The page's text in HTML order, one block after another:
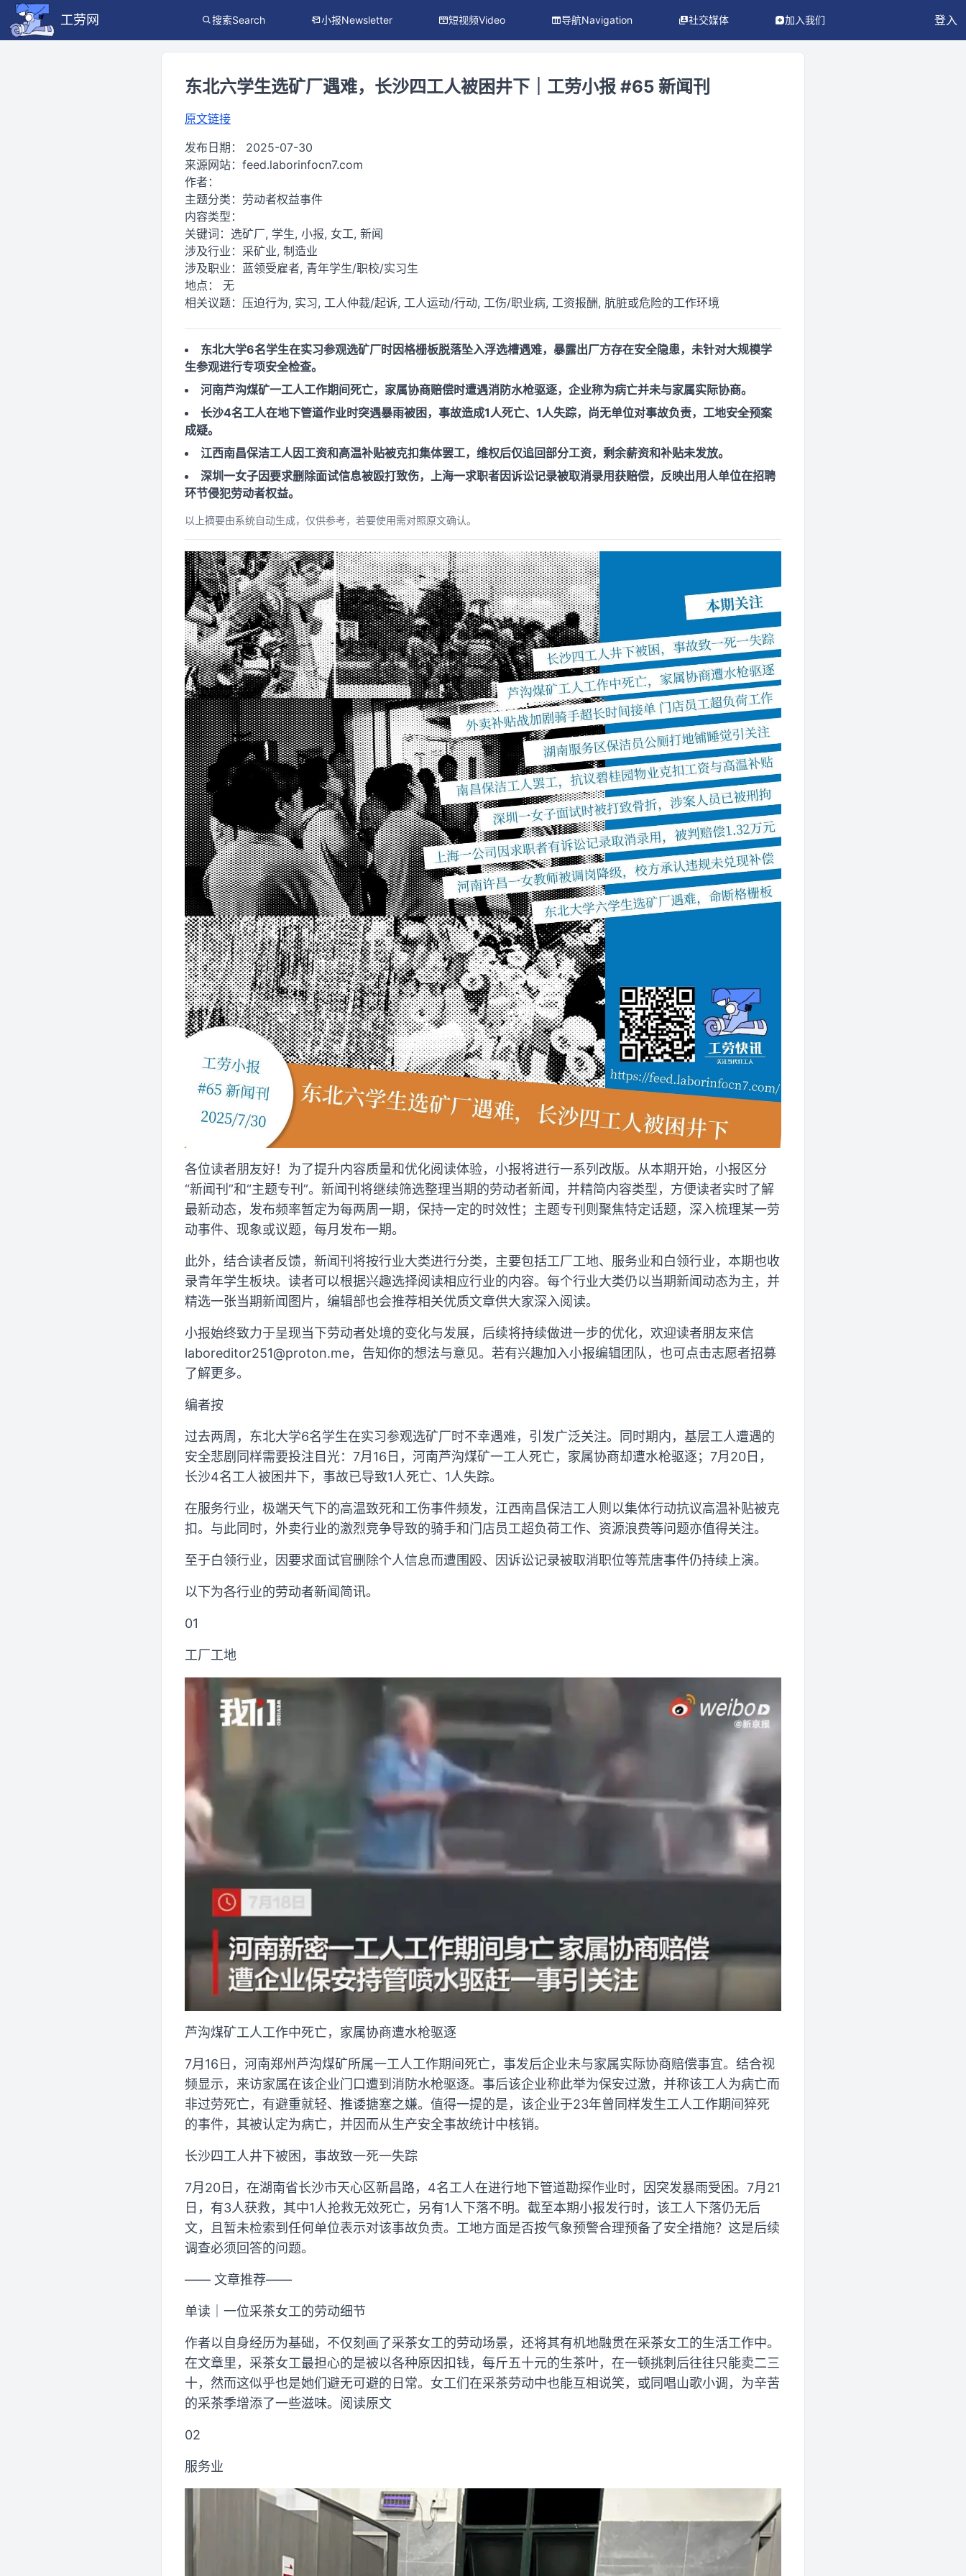
工劳网 搜索Search 小报Newsletter 短视频Video 导航Navigation 社交媒体 加入我们 登入
东北六学生选矿厂遇难，长沙四工人被困井下｜工劳小报 #65 新闻刊
原文链接
发布日期： 2025-07-30
来源网站： feed.laborinfocn7.com
作者：
主题分类： 劳动者权益事件
内容类型：
关键词： 选矿厂, 学生, 小报, 女工, 新闻
涉及行业： 采矿业, 制造业
涉及职业： 蓝领受雇者, 青年学生/职校/实习生
地点： 无
相关议题： 压迫行为, 实习, 工人仲裁/起诉, 工人运动/行动, 工伤/职业病, 工资报酬, 肮脏或危险的工作环境
东北大学6名学生在实习参观选矿厂时因格栅板脱落坠入浮选槽遇难，暴露出厂方存在安全隐患，未针对大规模学
生参观进行专项安全检查。
河南芦沟煤矿一工人工作期间死亡，家属协商赔偿时遭遇消防水枪驱逐，企业称为病亡并未与家属实际协商。
长沙4名工人在地下管道作业时突遇暴雨被困，事故造成1人死亡、1人失踪，尚无单位对事故负责，工地安全预案
成疑。
江西南昌保洁工人因工资和高温补贴被克扣集体罢工，维权后仅追回部分工资，剩余薪资和补贴未发放。
深圳一女子因要求删除面试信息被殴打致伤，上海一求职者因诉讼记录被取消录用获赔偿，反映出用人单位在招聘
环节侵犯劳动者权益。
以上摘要由系统自动生成，仅供参考，若要使用需对照原文确认。
各位读者朋友好！为了提升内容质量和优化阅读体验，小报将进行一系列改版。从本期开始，小报区分
“新闻刊”和“主题专刊”。新闻刊将继续筛选整理当期的劳动者新闻，并精简内容类型，方便读者实时了解
最新动态，发布频率暂定为每两周一期，保持一定的时效性；主题专刊则聚焦特定话题，深入梳理某一劳
动事件、现象或议题，每月发布一期。
此外，结合读者反馈，新闻刊将按行业大类进行分类，主要包括工厂工地、服务业和白领行业，本期也收
录青年学生板块。读者可以根据兴趣选择阅读相应行业的内容。每个行业大类仍以当期新闻动态为主，并
精选一张当期新闻图片，编辑部也会推荐相关优质文章供大家深入阅读。
小报始终致力于呈现当下劳动者处境的变化与发展，后续将持续做进一步的优化，欢迎读者朋友来信
laboreditor251@proton.me，告知你的想法与意见。若有兴趣加入小报编辑团队，也可点击志愿者招募
了解更多。
编者按
过去两周，东北大学6名学生在实习参观选矿厂时不幸遇难，引发广泛关注。同时期内，基层工人遭遇的
安全悲剧同样需要投注目光：7月16日，河南芦沟煤矿一工人死亡，家属协商却遭水枪驱逐；7月20日，
长沙4名工人被困井下，事故已导致1人死亡、1人失踪。
在服务行业，极端天气下的高温致死和工伤事件频发，江西南昌保洁工人则以集体行动抗议高温补贴被克
扣。与此同时，外卖行业的激烈竞争导致的骑手和门店员工超负荷工作、资源浪费等问题亦值得关注。
至于白领行业，因要求面试官删除个人信息而遭围殴、因诉讼记录被取消职位等荒唐事件仍持续上演。
以下为各行业的劳动者新闻简讯。
01
工厂工地
芦沟煤矿工人工作中死亡，家属协商遭水枪驱逐
7月16日，河南郑州芦沟煤矿所属一工人工作期间死亡，事发后企业未与家属实际协商赔偿事宜。结合视
频显示，来访家属在该企业门口遭到消防水枪驱逐。事后该企业称此举为保安过激，并称该工人为病亡而
非过劳死亡，有避重就轻、推诿搪塞之嫌。值得一提的是，该企业于23年曾同样发生工人工作期间猝死
的事件，其被认定为病亡，并因而从生产安全事故统计中核销。
长沙四工人井下被困，事故致一死一失踪
7月20日，在湖南省长沙市天心区新昌路，4名工人在进行地下管道勘探作业时，因突发暴雨受困。7月21
日，有3人获救，其中1人抢救无效死亡，另有1人下落不明。截至本期小报发行时，该工人下落仍无后
文，且暂未检索到任何单位表示对该事故负责。工地方面是否按气象预警合理预备了安全措施？这是后续
调查必须回答的问题。
—— 文章推荐——
单读｜一位采茶女工的劳动细节
作者以自身经历为基础，不仅刻画了采茶女工的劳动场景，还将其有机地融贯在采茶女工的生活工作中。
在文章里，采茶女工最担心的是被以各种原因扣钱，每斤五十元的生茶叶，在一顿挑刺后往往只能卖二三
十，然而这似乎也是她们避无可避的日常。女工们在采茶劳动中也能互相说笑，或同唱山歌小调，为辛苦
的采茶季增添了一些滋味。阅读原文
02
服务业